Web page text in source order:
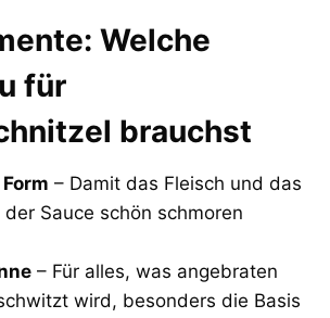
Welche
für
brauchst
– Damit das Fleisch und das
der Sauce schön schmoren
– Für alles, was angebraten
wird, besonders die Basis